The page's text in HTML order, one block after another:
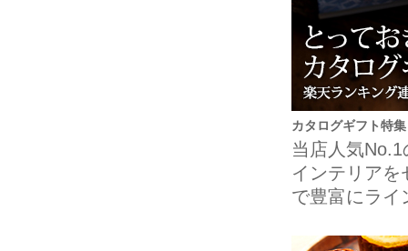
カタログギフト特集
当店人気
インテリア
で豊富にライ